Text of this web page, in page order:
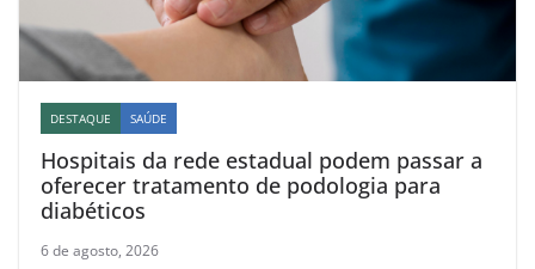
DESTAQUE SAÚDE
Hospitais da rede estadual podem passar a
oferecer tratamento de podologia para
diabéticos
6 de agosto, 2026